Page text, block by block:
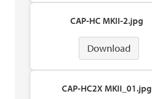
CAP-HC MKII-2.jpg
Download
CAP-HC2X MKII_01.jpg